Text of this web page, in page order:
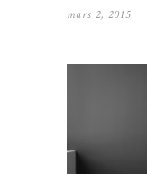
mars 2, 2015